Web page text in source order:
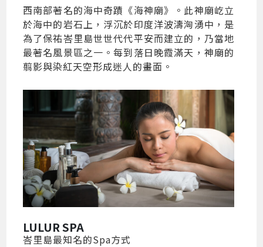
西南部著名的海中奇蹟《海神廟》。此神廟屹立
於海中的岩石上，浮沉於印度洋波濤洶湧中，是
為了保祐峇里島世世代代平安而建立的，乃當地
最著名風景區之一。每到落日晚霞滿天，神廟的
翦影與染紅天空形成迷人的畫面。
LULUR SPA
峇里島最知名的Spa方式